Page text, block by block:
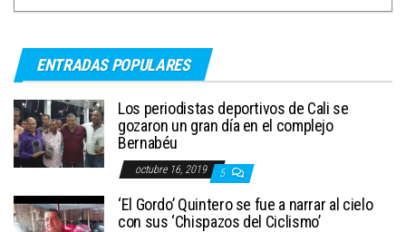
ENTRADAS POPULARES
Los periodistas deportivos de Cali se
gozaron un gran día en el complejo
Bernabéu
octubre 16, 2019 5
‘El Gordo’ Quintero se fue a narrar al cielo
con sus ‘Chispazos del Ciclismo’